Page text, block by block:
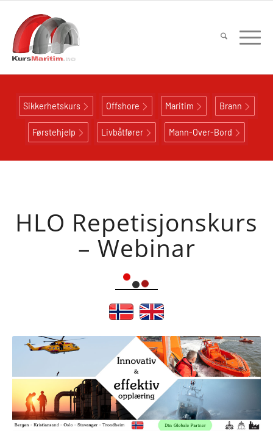
Sikkerhetskurs Offshore Maritim Brann
Førstehjelp Livbåtfører Mann-Over-Bord
HLO Repetisjonskurs
– Webinar